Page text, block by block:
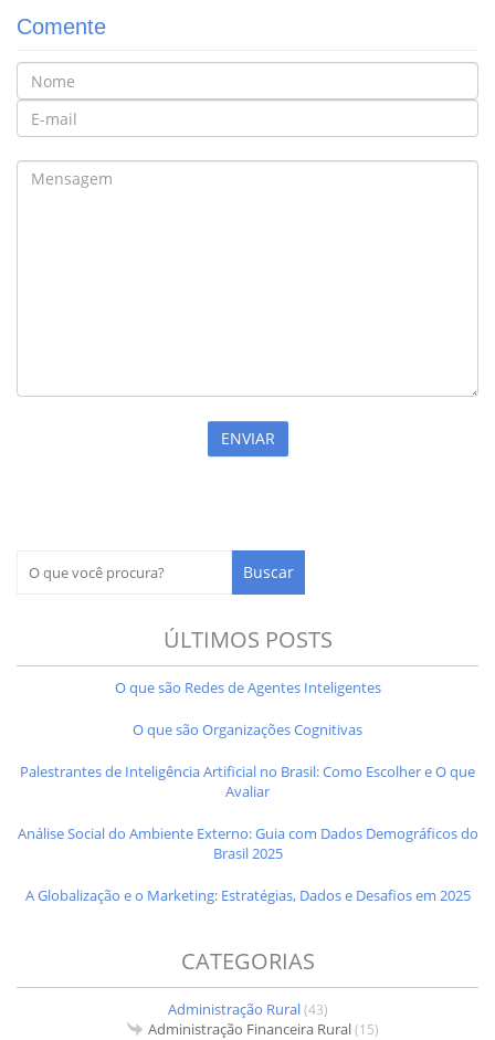
Comente
ÚLTIMOS POSTS
O que são Redes de Agentes Inteligentes
O que são Organizações Cognitivas
Palestrantes de Inteligência Artificial no Brasil: Como Escolher e O que
Avaliar
Análise Social do Ambiente Externo: Guia com Dados Demográficos do
Brasil 2025
A Globalização e o Marketing: Estratégias, Dados e Desafios em 2025
CATEGORIAS
Administração Rural(43)
Administração Financeira Rural(15)